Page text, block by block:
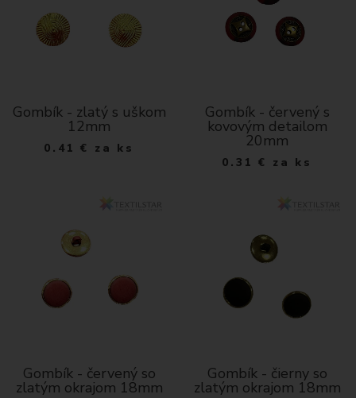
Gombík - zlatý s uškom
12mm
0.41 € za ks
Gombík - červený s
kovovým detailom
20mm
0.31 € za ks
Gombík - červený so
zlatým okrajom 18mm
Gombík - čierny so
zlatým okrajom 18mm